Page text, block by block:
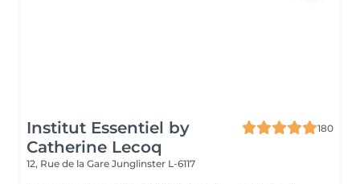
Institut Essentiel by
Catherine Lecoq
180
12, Rue de la Gare Junglinster L-6117